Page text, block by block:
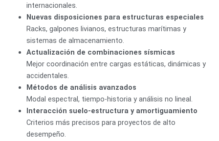
internacionales.
Nuevas disposiciones para estructuras especiales
Racks, galpones livianos, estructuras marítimas y
sistemas de almacenamiento.
Actualización de combinaciones sísmicas
Mejor coordinación entre cargas estáticas, dinámicas y
accidentales.
Métodos de análisis avanzados
Modal espectral, tiempo-historia y análisis no lineal.
Interacción suelo-estructura y amortiguamiento
Criterios más precisos para proyectos de alto
desempeño.